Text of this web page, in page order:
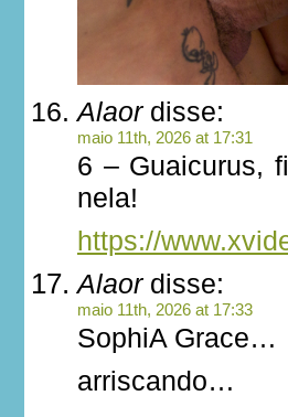
Alaordisse:
maio 11th, 2026 at 17:31
6 – Guaicurus,
nela!
https://
Alaordisse:
maio 11th, 2026 at 17:33
SophiA Grace…
arriscando…